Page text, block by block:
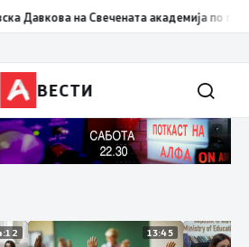
на Свечената академија по повод
ВЕСТИ
14:12 13:45